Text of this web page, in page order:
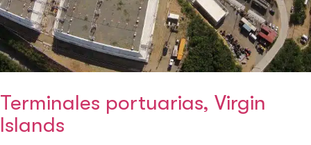
Terminales portuarias, Virgin
Islands